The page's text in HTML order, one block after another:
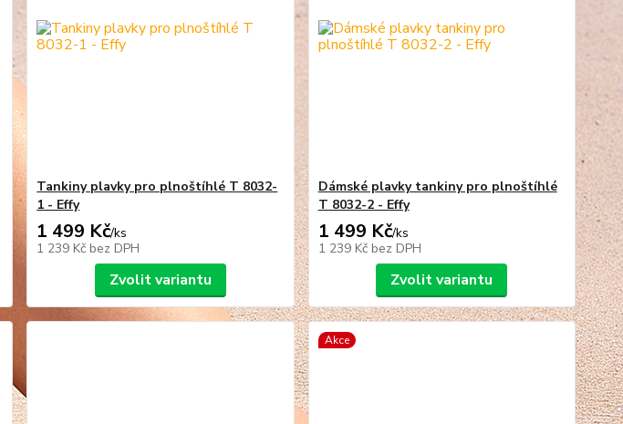
Tankiny plavky pro plnoštíhlé T 8032-
1 - Effy
1 499 Kč/ks
1 239 Kč bez DPH
Zvolit variantu
Dámské plavky tankiny pro plnoštíhlé
T 8032-2 - Effy
1 499 Kč/ks
1 239 Kč bez DPH
Zvolit variantu
Akce